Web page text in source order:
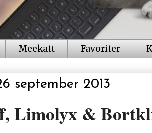
Meekatt Favoriter
september 2013
Limolyx &